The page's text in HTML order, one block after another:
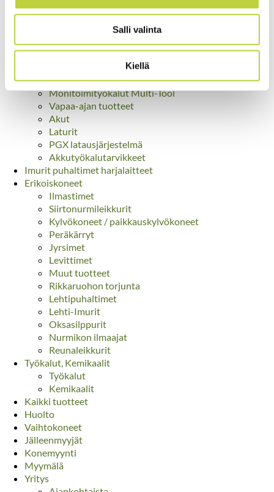
Salli valinta
Kiellä
Ketjusahat
Teleskooppipuomi-työkalut
Raivaussahat/trimmerit
Pensasleikkurit
Lumilingot
Monitoimityökalut Multi-Tool
Vapaa-ajan tuotteet
Akut
Laturit
PGX latausjärjestelmä
Akkutyökalutarvikkeet
Imurit puhaltimet harjalaitteet
Erikoiskoneet
Ilmastimet
Siirtonurmileikkurit
Kylvökoneet / paikkauskylvökoneet
Peräkärryt
Jyrsimet
Levittimet
Muut tuotteet
Rikkaruohon torjunta
Lehtipuhaltimet
Lehti-Imurit
Oksasilppurit
Nurmikon ilmaajat
Reunaleikkurit
Työkalut, Kemikaalit
Työkalut
Kemikaalit
Kaikki tuotteet
Huolto
Vaihtokoneet
Jälleenmyyjät
Konemyynti
Myymälä
Yritys